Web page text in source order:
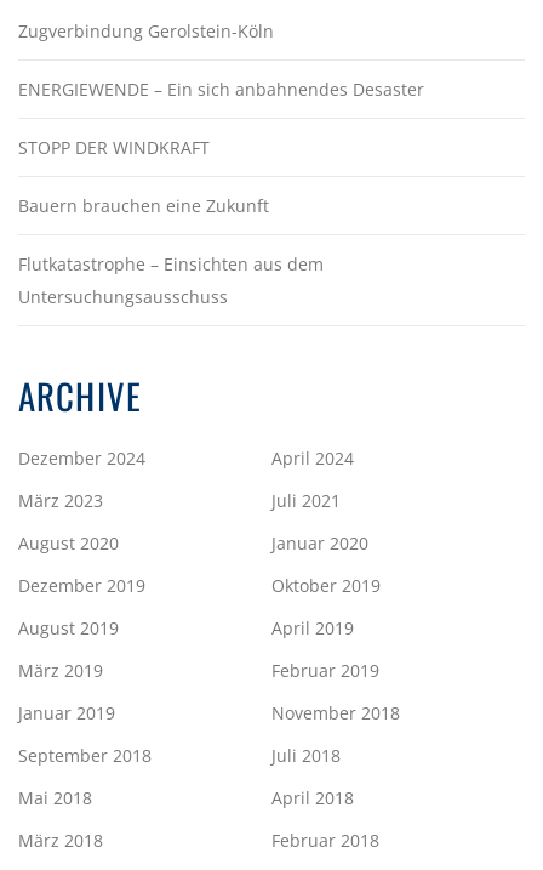
Zugverbindung Gerolstein-Köln
ENERGIEWENDE – Ein sich anbahnendes Desaster
STOPP DER WINDKRAFT
Bauern brauchen eine Zukunft
Flutkatastrophe – Einsichten aus dem
Untersuchungsausschuss
ARCHIVE
Dezember 2024
April 2024
März 2023
Juli 2021
August 2020
Januar 2020
Dezember 2019
Oktober 2019
August 2019
April 2019
März 2019
Februar 2019
Januar 2019
November 2018
September 2018
Juli 2018
Mai 2018
April 2018
März 2018
Februar 2018